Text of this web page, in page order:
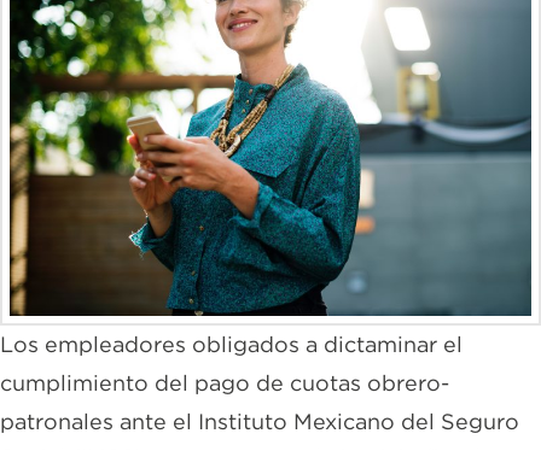
Los empleadores obligados a dictaminar el
cumplimiento del pago de cuotas obrero-
patronales ante el Instituto Mexicano del Seguro